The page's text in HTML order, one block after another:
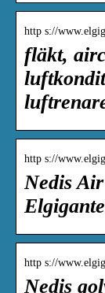
http s://
fläkt,
http s://
Nedis
http s://
Nedis